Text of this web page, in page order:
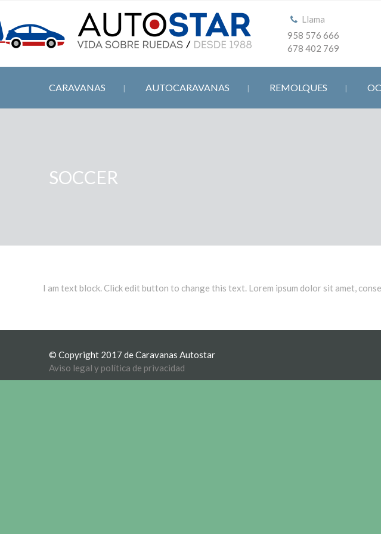
Llama
958 576 666
678 402 769
CARAVANAS AUTOCARAVANAS REMOLQUES
SOCCER
I am text block. Click edit button to change this text. Lorem ipsum dolor sit amet,
© Copyright 2017 de Caravanas Autostar
Aviso legal y política de privacidad